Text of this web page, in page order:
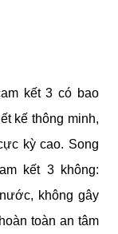
kết 3 có bao
kế thông minh,
kỳ cao. Song
kết 3 không:
không gây
toàn an tâm